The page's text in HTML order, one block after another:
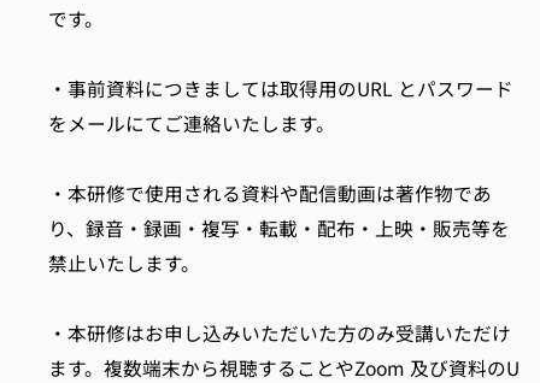
です。
・事前資料につきましては取得用のURL とパスワード
をメールにてご連絡いたします。
・本研修で使用される資料や配信動画は著作物であ
り、録音・録画・複写・転載・配布・上映・販売等を
禁止いたします。
・本研修はお申し込みいただいた方のみ受講いただけ
ます。複数端末から視聴することやZoom 及び資料のU